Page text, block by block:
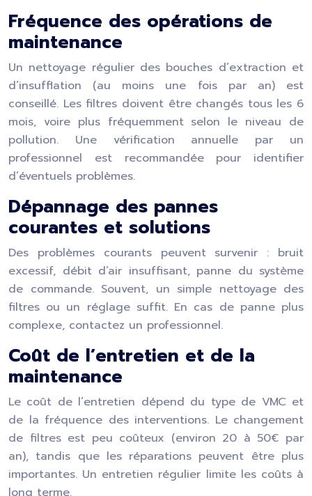
Fréquence des opérations de
maintenance
Un nettoyage régulier des bouches d’extraction et
d’insufflation (au moins une fois par an) est
conseillé. Les filtres doivent être changés tous les 6
mois, voire plus fréquemment selon le niveau de
pollution. Une vérification annuelle par un
professionnel est recommandée pour identifier
d’éventuels problèmes.
Dépannage des pannes
courantes et solutions
Des problèmes courants peuvent survenir : bruit
excessif, débit d’air insuffisant, panne du système
de commande. Souvent, un simple nettoyage des
filtres ou un réglage suffit. En cas de panne plus
complexe, contactez un professionnel.
Coût de l’entretien et de la
maintenance
Le coût de l’entretien dépend du type de VMC et
de la fréquence des interventions. Le changement
de filtres est peu coûteux (environ 20 à 50€ par
an), tandis que les réparations peuvent être plus
importantes. Un entretien régulier limite les coûts à
long terme.